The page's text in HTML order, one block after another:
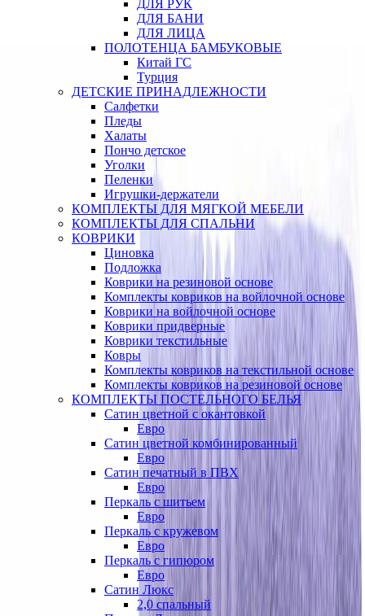
ДЛЯ РУК
ДЛЯ БАНИ
ДЛЯ ЛИЦА
ПОЛОТЕНЦА БАМБУКОВЫЕ
Китай ГС
Турция
ДЕТСКИЕ ПРИНАДЛЕЖНОСТИ
Салфетки
Пледы
Халаты
Пончо детское
Уголки
Пеленки
Игрушки-держатели
КОМПЛЕКТЫ ДЛЯ МЯГКОЙ МЕБЕЛИ
КОМПЛЕКТЫ ДЛЯ СПАЛЬНИ
КОВРИКИ
Циновка
Подложка
Коврики на резиновой основе
Комплекты ковриков на войлочной основе
Коврики на войлочной основе
Коврики придверные
Коврики текстильные
Ковры
Комплекты ковриков на текстильной основе
Комплекты ковриков на резиновой основе
КОМПЛЕКТЫ ПОСТЕЛЬНОГО БЕЛЬЯ
Сатин цветной с окантовкой
Евро
Сатин цветной комбинированный
Евро
Сатин печатный в ПВХ
Евро
Перкаль с шитьем
Евро
Перкаль с кружевом
Евро
Перкаль с гипюром
Евро
Сатин Люкс
2,0 спальный